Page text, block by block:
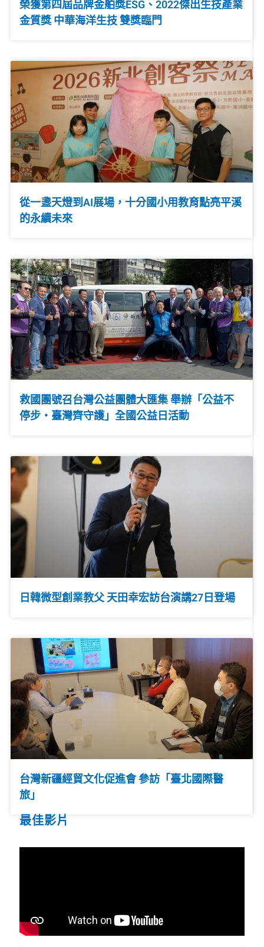
榮獲第四屆品牌金舶獎ESG、2022傑出生技產業
金質獎 中華海洋生技 雙獎臨門
從一盞天燈到AI展場，十分國小用教育點亮平溪
的永續未來
救國團號召台灣公益團體大匯集 舉辦「公益不
停步‧臺灣齊守護」全國公益日活動
日韓微型創業教父 天田幸宏訪台演講27日登場
台灣新疆經貿文化促進會 參訪「臺北國際醫
旅」
最佳影片